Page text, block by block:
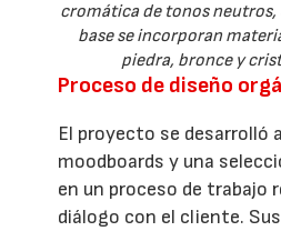
cromática de tonos neutros,
base se incorporan
piedra, bronce y
Proceso de diseño
El proyecto se desarrolló
moodboards y una
en un proceso de trabajo
diálogo con el cliente.